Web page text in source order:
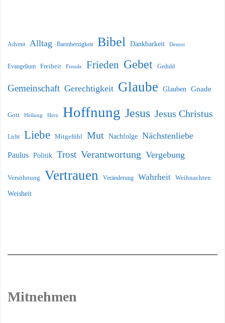
Advent Alltag Barmherzigkeit Bibel Dankbarkeit Demut
Evangelium Freiheit Freude Frieden Gebet Geduld
Gemeinschaft Gerechtigkeit Glaube Glauben Gnade
Gott Heilung Herz Hoffnung Jesus Jesus Christus
Licht Liebe Mitgefühl Mut Nachfolge Nächstenliebe
Paulus Politik Trost Verantwortung Vergebung
Versöhnung Vertrauen Veränderung Wahrheit Weihnachten
Weisheit
Mitnehmen